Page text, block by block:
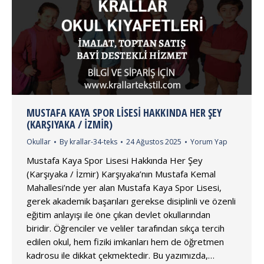
MUSTAFA KAYA SPOR LISESI HAKKINDA HER ŞEY
(KARŞIYAKA / İZMIR)
Okullar By krallar-34-teks 24 Ağustos 2025 Yorum Yap
Mustafa Kaya Spor Lisesi Hakkında Her Şey
(Karşıyaka / İzmir) Karşıyaka’nın Mustafa Kemal
Mahallesi’nde yer alan Mustafa Kaya Spor Lisesi,
gerek akademik başarıları gerekse disiplinli ve özenli
eğitim anlayışı ile öne çıkan devlet okullarından
biridir. Öğrenciler ve veliler tarafından sıkça tercih
edilen okul, hem fiziki imkanları hem de öğretmen
kadrosu ile dikkat çekmektedir. Bu yazımızda,…